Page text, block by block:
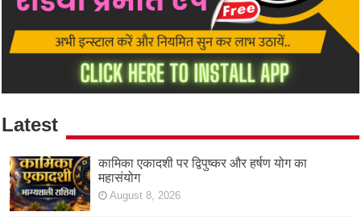
Latest
कामिका एकादशी पर द्विपुष्कर और हर्षण योग का
महासंयोग
August 8, 2026